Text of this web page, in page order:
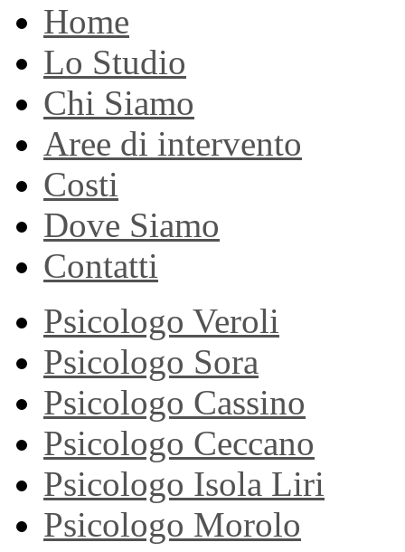
Home
Lo Studio
Chi Siamo
Aree di intervento
Costi
Dove Siamo
Contatti
Psicologo Veroli
Psicologo Sora
Psicologo Cassino
Psicologo Ceccano
Psicologo Isola Liri
Psicologo Morolo